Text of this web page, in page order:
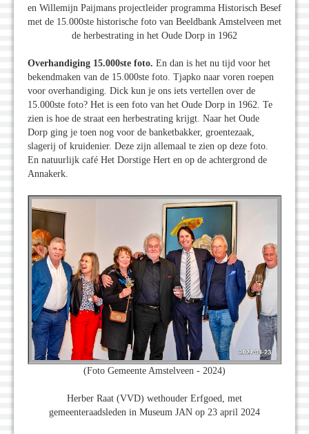
en Willemijn Paijmans projectleider programma Historisch Besef
met de 15.000ste historische foto van Beeldbank Amstelveen met
de herbestrating in het Oude Dorp in 1962
Overhandiging 15.000ste foto. En dan is het nu tijd voor het
bekendmaken van de 15.000ste foto. Tjapko naar voren roepen
voor overhandiging. Dick kun je ons iets vertellen over de
15.000ste foto? Het is een foto van het Oude Dorp in 1962. Te
zien is hoe de straat een herbestrating krijgt. Naar het Oude
Dorp ging je toen nog voor de banketbakker, groentezaak,
slagerij of kruidenier. Deze zijn allemaal te zien op deze foto.
En natuurlijk café Het Dorstige Hert en op de achtergrond de
Annakerk.
(Foto Gemeente Amstelveen - 2024)
Herber Raat (VVD) wethouder Erfgoed, met
gemeenteraadsleden in Museum JAN op 23 april 2024